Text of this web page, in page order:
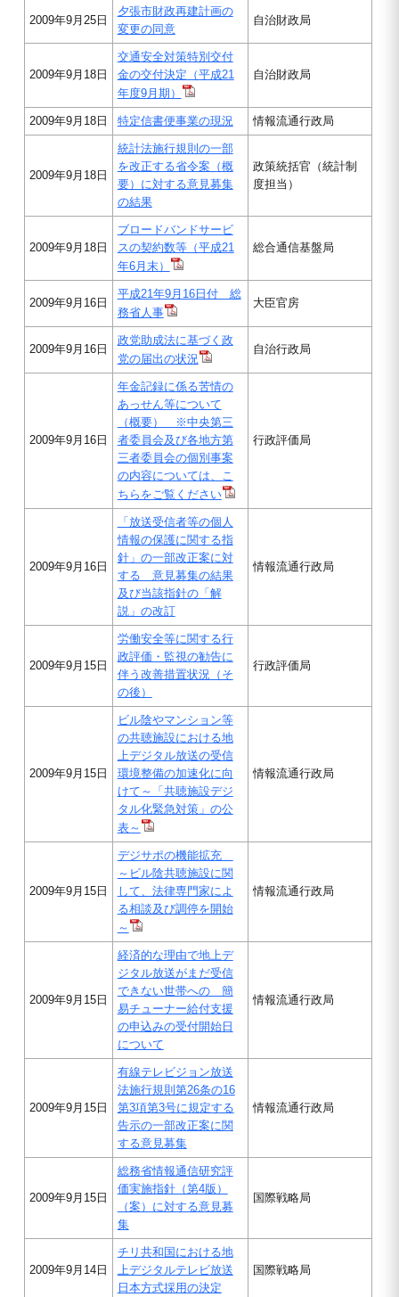
2009年9月25日
夕張市財政再建計画の
変更の同意
自治財政局
2009年9月18日
交通安全対策特別交付
金の交付決定（平成21
年度9月期）
自治財政局
2009年9月18日 特定信書便事業の現況 情報流通行政局
2009年9月18日
統計法施行規則の一部
を改正する省令案（概
要）に対する意見募集
の結果
政策統括官（統計制
度担当）
2009年9月18日
ブロードバンドサービ
スの契約数等（平成21
年6月末）
総合通信基盤局
2009年9月16日
平成21年9月16日付 総
務省人事
大臣官房
2009年9月16日
政党助成法に基づく政
党の届出の状況
自治行政局
2009年9月16日
年金記録に係る苦情の
あっせん等について
（概要） ※中央第三
者委員会及び各地方第
三者委員会の個別事案
の内容については、こ
ちらをご覧ください
行政評価局
2009年9月16日
「放送受信者等の個人
情報の保護に関する指
針」の一部改正案に対
する 意見募集の結果
及び当該指針の「解
説」の改訂
情報流通行政局
2009年9月15日
労働安全等に関する行
政評価・監視の勧告に
伴う改善措置状況（そ
の後）
行政評価局
2009年9月15日
ビル陰やマンション等
の共聴施設における地
上デジタル放送の受信
環境整備の加速化に向
けて～「共聴施設デジ
タル化緊急対策」の公
表～
情報流通行政局
2009年9月15日
デジサポの機能拡充
～ビル陰共聴施設に関
して、法律専門家によ
る相談及び調停を開始
～
情報流通行政局
2009年9月15日
経済的な理由で地上デ
ジタル放送がまだ受信
できない世帯への 簡
易チューナー給付支援
の申込みの受付開始日
について
情報流通行政局
2009年9月15日
有線テレビジョン放送
法施行規則第26条の16
第3項第3号に規定する
告示の一部改正案に関
する意見募集
情報流通行政局
2009年9月15日
総務省情報通信研究評
価実施指針（第4版）
（案）に対する意見募
集
国際戦略局
2009年9月14日
チリ共和国における地
上デジタルテレビ放送
日本方式採用の決定
国際戦略局